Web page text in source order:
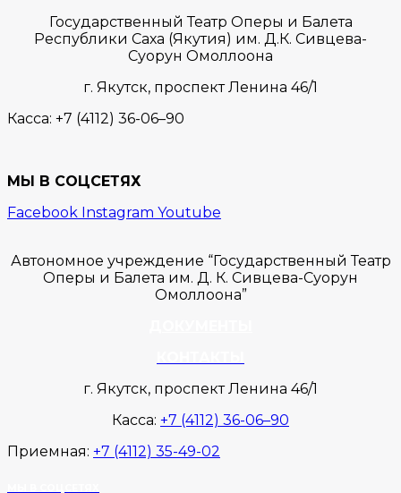
Государственный Театр Оперы и Балета
Республики Саха (Якутия) им. Д.К. Сивцева-
Суорун Омоллоона
г. Якутск, проспект Ленина 46/1
Касса: +7 (4112) 36-06–90
МЫ В СОЦСЕТЯХ
Facebook Instagram Youtube
Автономное учреждение “Государственный Театр
Оперы и Балета им. Д. К. Сивцева-Суорун
Омоллоона”
г. Якутск, проспект Ленина 46/1
Касса: +7 (4112) 36-06–90
Приемная: +7 (4112) 35-49-02